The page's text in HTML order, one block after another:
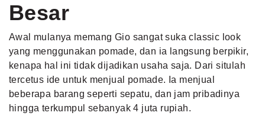
Besar
Awal mulanya memang Gio sangat suka classic look
yang menggunakan pomade, dan ia langsung berpikir,
kenapa hal ini tidak dijadikan usaha saja. Dari situlah
tercetus ide untuk menjual pomade. Ia menjual
beberapa barang seperti sepatu, dan jam pribadinya
hingga terkumpul sebanyak 4 juta rupiah.